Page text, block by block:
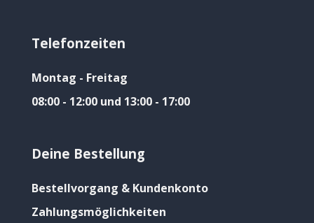
Telefonzeiten
Montag - Freitag
08:00 - 12:00 und 13:00 - 17:00
Deine Bestellung
Bestellvorgang & Kundenkonto
Zahlungsmöglichkeiten